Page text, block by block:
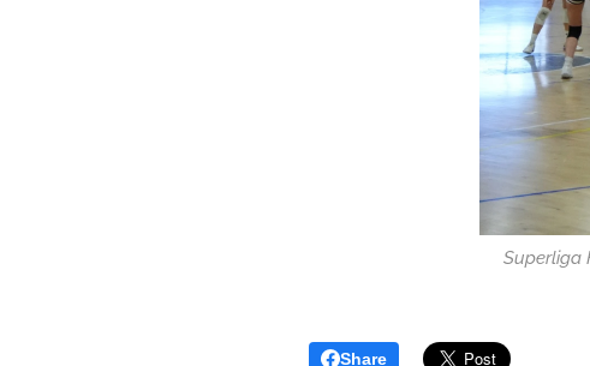
Superliga
Share